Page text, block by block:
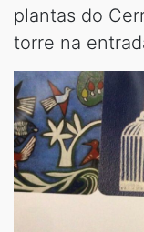
plantas do
torre na